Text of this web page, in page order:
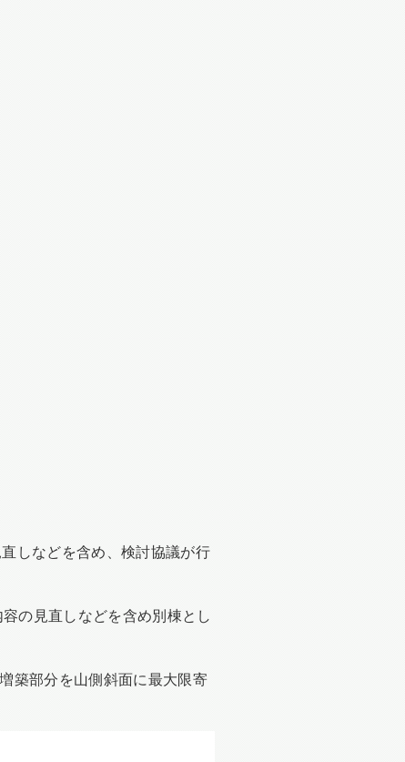
しなどを含め、検討協議が行
の見直しなどを含め別棟とし
築部分を山側斜面に最大限寄